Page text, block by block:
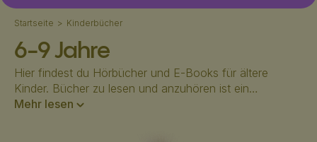
Startseite > Kinderbücher
6-9 Jahre
Hier findest du Hörbücher und E-Books für ältere
Kinder. Bücher zu lesen und anzuhören ist ein
fantastisches Hobby, dass Kindern im Alter von 6-9
Mehr lesen